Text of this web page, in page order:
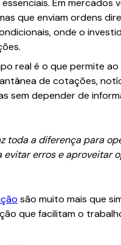
Em mercados
que enviam ordens
onde o
real é o que permite
de cotações,
sem depender de
toda a diferença para
erros e aproveitar
são muito mais que
que facilitam o